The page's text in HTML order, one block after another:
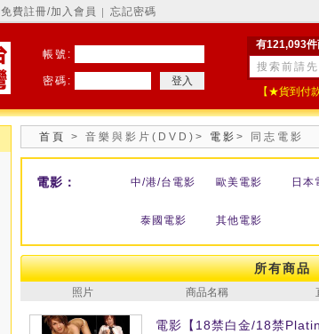
免費註冊/加入會員 忘記密碼
有121,093件
【★貨到付
帳號:
密碼:
首頁 > 音樂與影片(DVD) > 電影 > 同志電影
電影： 中/港/台電影 歐美電影 日本
泰國電影 其他電影
所有商品
照片 商品名稱
電影【18禁白金/18禁